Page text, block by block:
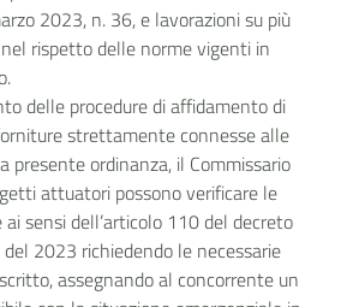
2023, n. 36, e lavorazioni su più
rispetto delle norme vigenti in
delle procedure di affidamento di
strettamente connesse alle
presente ordinanza, il Commissario
attuatori possono verificare le
sensi dell’articolo 110 del decreto
2023 richiedendo le necessarie
assegnando al concorrente un